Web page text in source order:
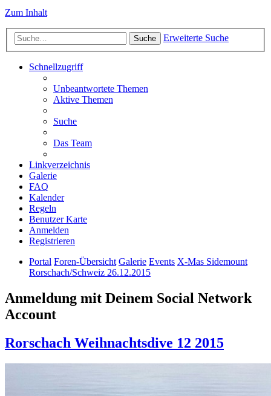
Zum Inhalt
Suche Erweiterte Suche
Schnellzugriff
Unbeantwortete Themen
Aktive Themen
Suche
Das Team
Linkverzeichnis
Galerie
FAQ
Kalender
Regeln
Benutzer Karte
Anmelden
Registrieren
Portal Foren-Übersicht Galerie Events X-Mas Sidemount
Rorschach/Schweiz 26.12.2015
Anmeldung mit Deinem Social Network
Account
Rorschach Weihnachtsdive 12 2015